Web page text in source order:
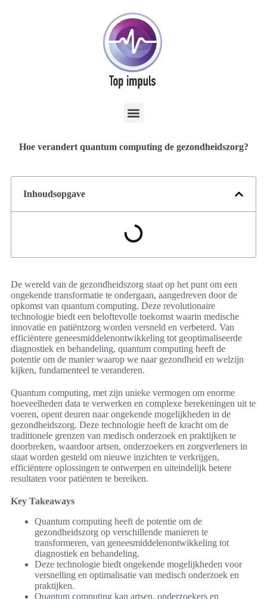
Hoe verandert quantum computing de gezondheidszorg?
Inhoudsopgave
De wereld van de gezondheidszorg staat op het punt om een
ongekende transformatie te ondergaan, aangedreven door de
opkomst van quantum computing. Deze revolutionaire
technologie biedt een beloftevolle toekomst waarin medische
innovatie en patiëntzorg worden versneld en verbeterd. Van
efficiëntere geneesmiddelenontwikkeling tot geoptimaliseerde
diagnostiek en behandeling, quantum computing heeft de
potentie om de manier waarop we naar gezondheid en welzijn
kijken, fundamenteel te veranderen.
Quantum computing, met zijn unieke vermogen om enorme
hoeveelheden data te verwerken en complexe berekeningen uit te
voeren, opent deuren naar ongekende mogelijkheden in de
gezondheidszorg. Deze technologie heeft de kracht om de
traditionele grenzen van medisch onderzoek en praktijken te
doorbreken, waardoor artsen, onderzoekers en zorgverleners in
staat worden gesteld om nieuwe inzichten te verkrijgen,
efficiëntere oplossingen te ontwerpen en uiteindelijk betere
resultaten voor patiënten te bereiken.
Key Takeaways
Quantum computing heeft de potentie om de
gezondheidszorg op verschillende manieren te
transformeren, van geneesmiddelenontwikkeling tot
diagnostiek en behandeling.
Deze technologie biedt ongekende mogelijkheden voor
versnelling en optimalisatie van medisch onderzoek en
praktijken.
Quantum computing kan artsen, onderzoekers en